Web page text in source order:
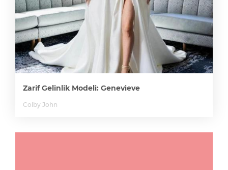
Zarif Gelinlik Modeli: Genevieve
Colby John